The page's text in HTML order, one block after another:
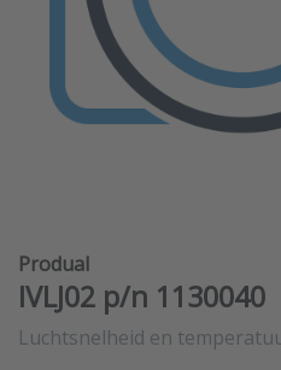
Produal
IVLJ02 p/n 1130040
Luchtsnelheid en